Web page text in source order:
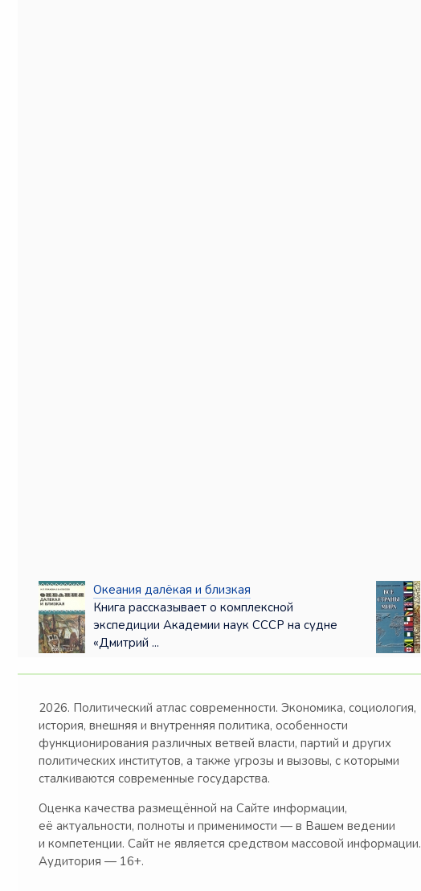
Океания далёкая и близкая
Книга рассказывает о комплексной
экспедиции Академии наук СССР на судне
«Дмитрий ...
2026. Политический атлас современности. Экономика, социология,
история, внешняя и внутренняя политика, особенности
функционирования различных ветвей власти, партий и других
политических институтов, а также угрозы и вызовы, с которыми
сталкиваются современные государства.
Оценка качества размещённой на Сайте информации,
её актуальности, полноты и применимости — в Вашем ведении
и компетенции. Сайт не является средством массовой информации.
Аудитория — 16+.